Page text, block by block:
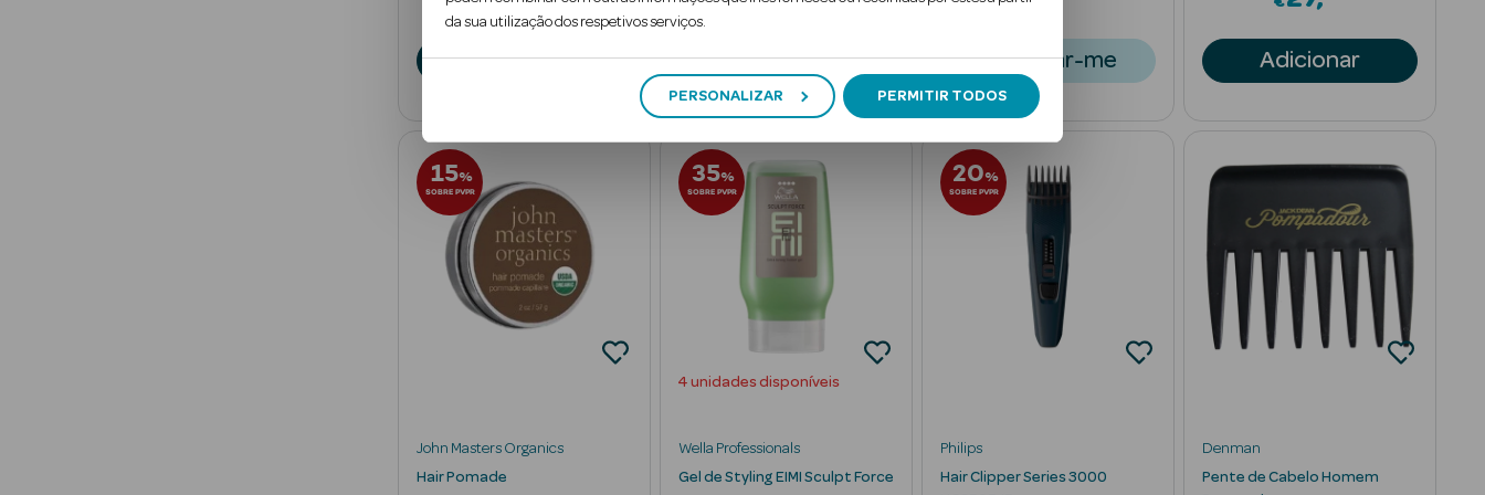
da sua utilização dos respetivos serviços.
PERSONALIZAR PERMITIR TODOS
PVPR
Adicionar Adicionar Notificar-me Adicionar
15%
SOBRE PVPR
John Masters Organics
Hair Pomade
35%
SOBRE PVPR
4 unidades disponíveis
Wella Professionals
Gel de Styling EIMI Sculpt Force
20%
SOBRE PVPR
Philips
Hair Clipper Series 3000
Denman
Pente de Cabelo Homem